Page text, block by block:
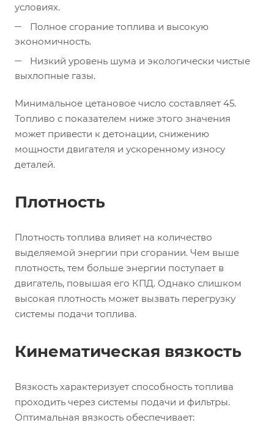
условиях.
Полное сгорание топлива и высокую
экономичность.
Низкий уровень шума и экологически чистые
выхлопные газы.
Минимальное цетановое число составляет 45.
Топливо с показателем ниже этого значения
может привести к детонации, снижению
мощности двигателя и ускоренному износу
деталей.
Плотность
Плотность топлива влияет на количество
выделяемой энергии при сгорании. Чем выше
плотность, тем больше энергии поступает в
двигатель, повышая его КПД. Однако слишком
высокая плотность может вызвать перегрузку
системы подачи топлива.
Кинематическая вязкость
Вязкость характеризует способность топлива
проходить через системы подачи и фильтры.
Оптимальная вязкость обеспечивает: